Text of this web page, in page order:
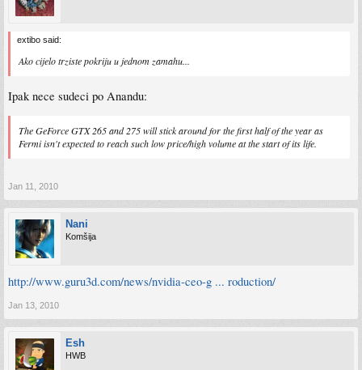
extibo said:
Ako cijelo trziste pokriju u jednom zamahu...
Ipak nece sudeci po Anandu:
The GeForce GTX 265 and 275 will stick around for the first half of the year as
Fermi isn't expected to reach such low price/high volume at the start of its life.
Jan 11, 2010
Nani
Komšija
http://www.guru3d.com/news/nvidia-ceo-g ... roduction/
Jan 13, 2010
Esh
HWB